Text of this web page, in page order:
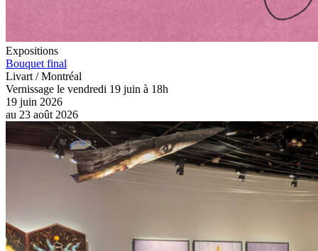
Expositions
Bouquet final
Livart / Montréal
Vernissage le vendredi 19 juin à 18h
19 juin 2026
au 23 août 2026